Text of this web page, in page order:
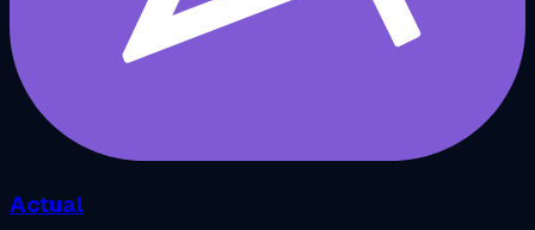
Actual